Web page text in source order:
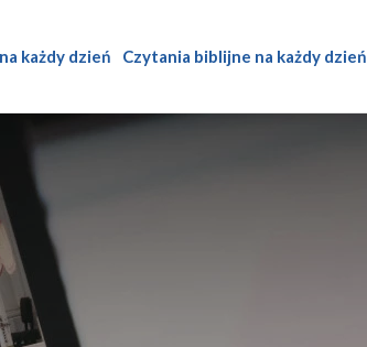
każdy dzień Czytania biblijne na każdy dzień